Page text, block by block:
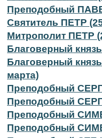
Преподобный
Святитель ПЕТР
Митрополит ПЕТР
Благоверный
Благоверный
марта)
Преподобный
Преподобный
Преподобный
Преподобный